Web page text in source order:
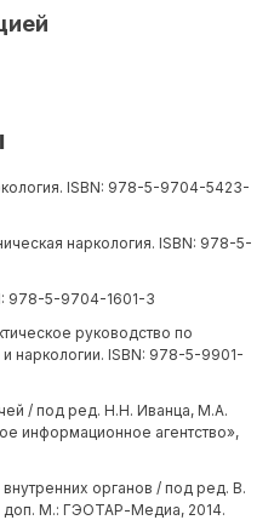
ISBN: 978-5-9704-5423-
наркология. ISBN: 978-5-
978-5-9704-1601-3
руководство по
наркологии. ISBN: 978-5-9901-
/ под ред. Н.Н. Иванца, М.А.
информационное агентство»,
органов / под ред. В.
доп. М.: ГЭОТАР-Медиа, 2014.